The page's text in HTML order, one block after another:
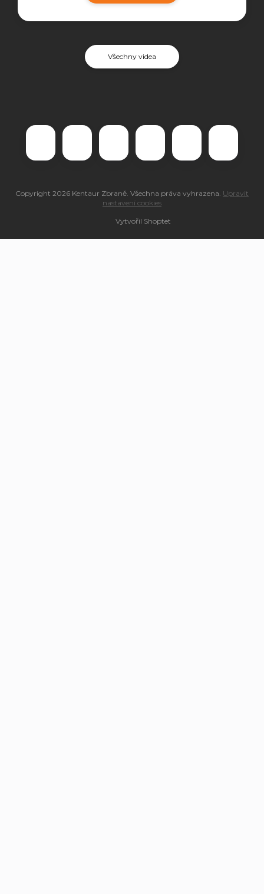
Všechny videa
Vytvořil Shoptet
Copyright 2026 Kentaur Zbraně . Všechna práva vyhrazena. Upravit
nastavení cookies